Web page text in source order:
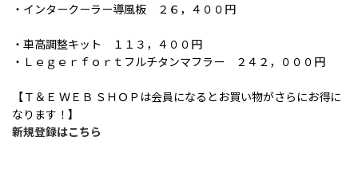
・インタークーラー導風板 ２６，４００円
・車高調整キット １１３，４００円
・Ｌｅｇｅｒｆｏｒｔフルチタンマフラー ２４２，０００円
【Ｔ＆Ｅ ＷＥＢ ＳＨＯＰは会員になるとお買い物がさらにお得に
なります！】
新規登録はこちら